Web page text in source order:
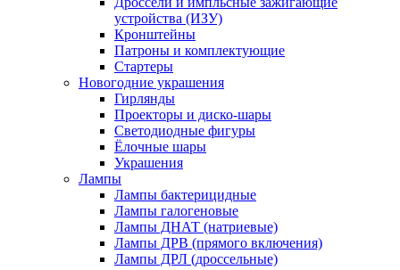
устройства (ИЗУ)
Кронштейны
Патроны и комплектующие
Стартеры
Новогодние украшения
Гирлянды
Проекторы и диско-шары
Светодиодные фигуры
Ёлочные шары
Украшения
Лампы
Лампы бактерицидные
Лампы галогеновые
Лампы ДНАТ (натриевые)
Лампы ДРВ (прямого включения)
Лампы ДРЛ (дроссельные)